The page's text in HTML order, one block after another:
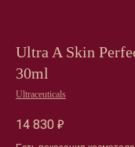
Ultra A Skin
30ml
Ultraceuticals
14 830 ₽